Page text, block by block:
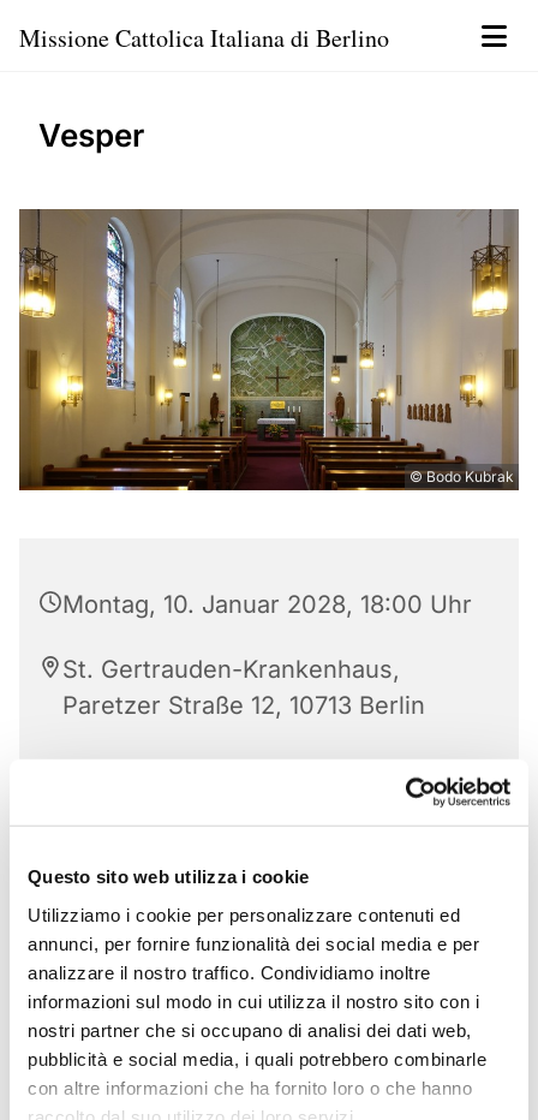
Questo sito web utilizza i cookie
Utilizziamo i cookie per personalizzare contenuti ed
annunci, per fornire funzionalità dei social media e per
analizzare il nostro traffico. Condividiamo inoltre
informazioni sul modo in cui utilizza il nostro sito con i
nostri partner che si occupano di analisi dei dati web,
pubblicità e social media, i quali potrebbero combinarle
con altre informazioni che ha fornito loro o che hanno
Missione Cattolica Italiana di Berlino
Vesper
© Bodo Kubrak
Montag, 10. Januar 2028, 18:00 Uhr
St. Gertrauden-Krankenhaus,
Paretzer Straße 12, 10713 Berlin